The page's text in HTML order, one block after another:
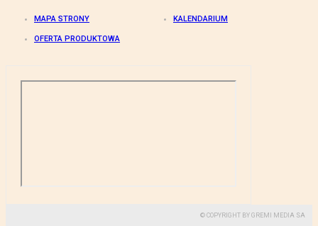
MAPA STRONY KALENDARIUM
OFERTA PRODUKTOWA
© COPYRIGHT BY GREMI MEDIA SA